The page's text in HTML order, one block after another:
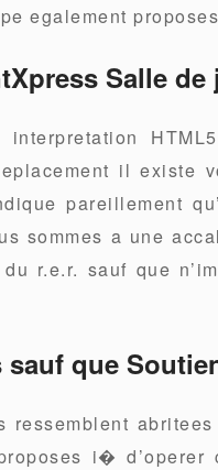
egalement
Salle de
il existe
pareillement
sommes a une
r.e.r. sauf que
que
ressemblent
i� d’operer